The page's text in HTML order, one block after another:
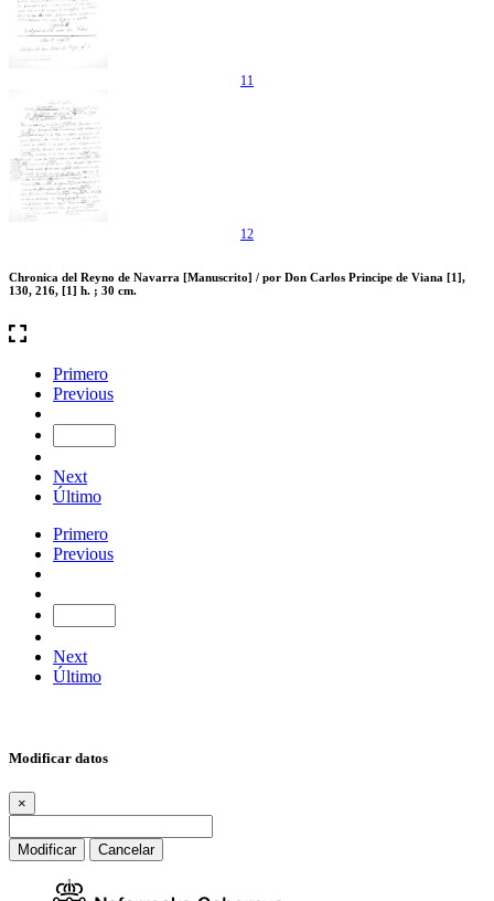
11
12
Chronica del Reyno de Navarra [Manuscrito] / por Don Carlos Principe de Viana [1],
130, 216, [1] h. ; 30 cm.
Primero
Previous
Next
Último
Primero
Previous
Next
Último
Modificar datos
×
Modificar Cancelar